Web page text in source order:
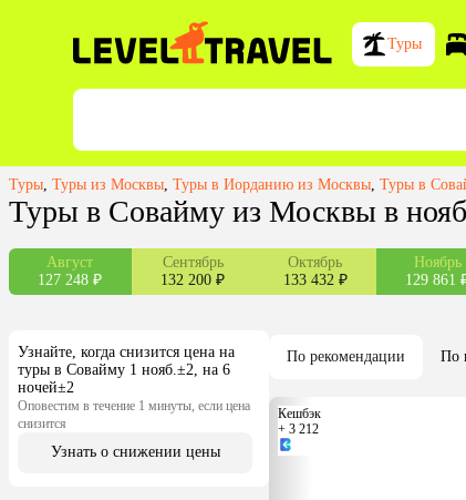
Туры
Туры Туры из Москвы Туры в Иорданию из Москвы Туры в
Туры в Совайму из Москвы в
Август
127 248 ₽
Сентябрь
132 200 ₽
Октябрь
133 432 ₽
Ноябрь
129 861
Узнайте, когда снизится цена на
туры в Совайму 1 нояб.±2, на 6
ночей±2
Оповестим в течение 1 минуты, если цена
снизится
Узнать о снижении цены
По рекомендации По
Кешбэк
+ 3 212